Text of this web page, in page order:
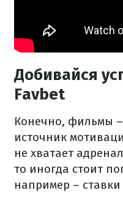
Добивайся
Favbet
Конечно, фильмы
источник
не хватает
то иногда стоит
например –